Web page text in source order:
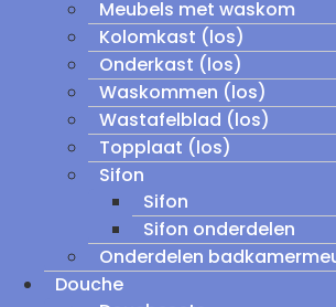
Meubels met waskom
Kolomkast (los)
Onderkast (los)
Waskommen (los)
Wastafelblad (los)
Topplaat (los)
Sifon
Sifon
Sifon onderdelen
Onderdelen
Douche